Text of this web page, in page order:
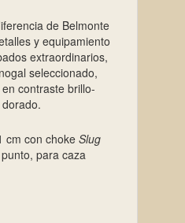
de Belmonte
y equipamiento
extraordinarios,
seleccionado,
contraste brillo-
cm con choke Slug
para caza